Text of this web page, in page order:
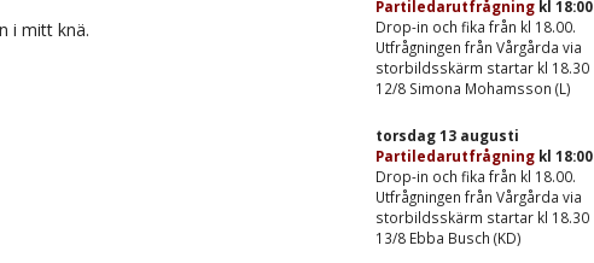
i mitt knä.
Partiledarutfrågning kl 18:00
Drop-in och fika från kl 18.00.
Utfrågningen från Vårgårda via
storbildsskärm startar kl 18.30
12/8 Simona Mohamsson (L)
torsdag 13 augusti
Partiledarutfrågning kl 18:00
Drop-in och fika från kl 18.00.
Utfrågningen från Vårgårda via
storbildsskärm startar kl 18.30
13/8 Ebba Busch (KD)